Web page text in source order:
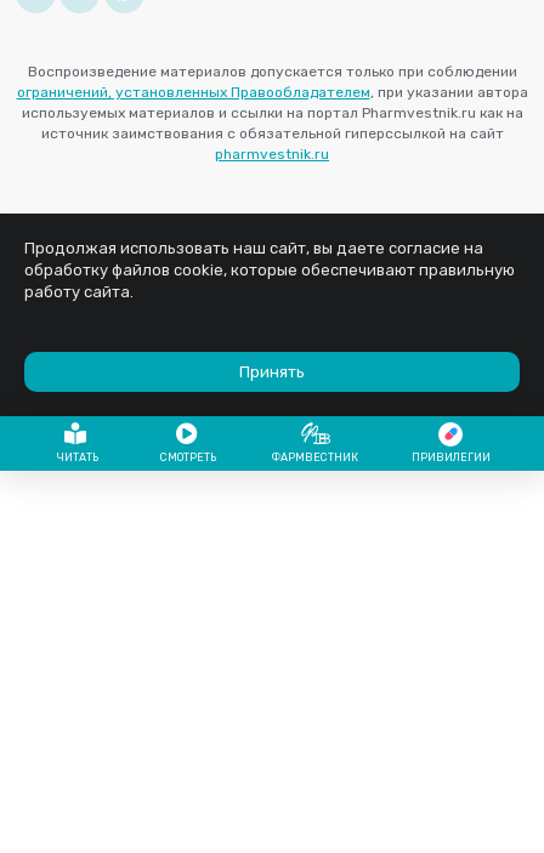
Воспроизведение материалов допускается только при соблюдении
ограничений, установленных Правообладателем , при указании автора
используемых материалов и ссылки на портал Pharmvestnik.ru как на
источник заимствования с обязательной гиперссылкой на сайт
pharmvestnik.ru
Продолжая использовать наш сайт, вы даете согласие на
обработку файлов cookie, которые обеспечивают правильную
работу сайта.
Принять
ЧИТАТЬ СМОТРЕТЬ ФАРМВЕСТНИК ПРИВИЛЕГИИ